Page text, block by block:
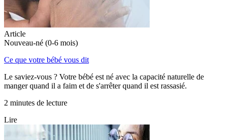
Article
Nouveau-né (0-6 mois)
Ce que votre bébé vous dit
Le saviez-vous ? Votre bébé est né avec la capacité naturelle de
manger quand il a faim et de s'arrêter quand il est rassasié.
2 minutes de lecture
Lire